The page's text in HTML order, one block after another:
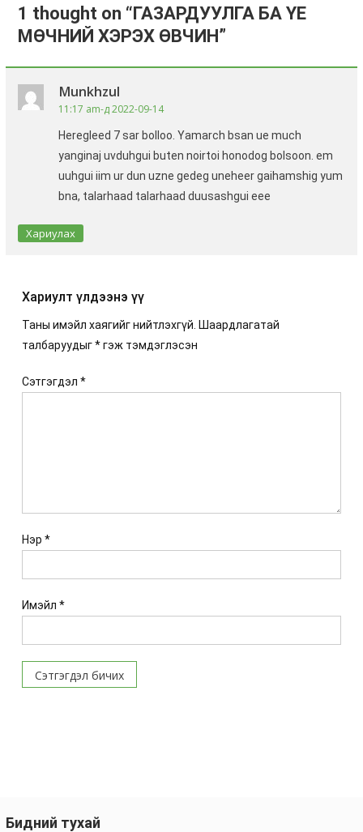
1 thought on “ГАЗАРДУУЛГА БА ҮЕ
МӨЧНИЙ ХЭРЭХ ӨВЧИН”
Munkhzul
11:17 am-д 2022-09-14
Heregleed 7 sar bolloo. Yamarch bsan ue much
yanginaj uvduhgui buten noirtoi honodog bolsoon. em
uuhgui iim ur dun uzne gedeg uneheer gaihamshig yum
bna, talarhaad talarhaad duusashgui eee
Хариулах
Хариулт үлдээнэ үү
Таны имэйл хаягийг нийтлэхгүй. Шаардлагатай
талбаруудыг*гэж тэмдэглэсэн
Сэтгэгдэл *
Нэр *
Имэйл *
Бидний тухай